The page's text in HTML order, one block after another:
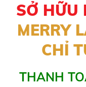
SỞ HỮU
MERRY
CHỈ
THANH